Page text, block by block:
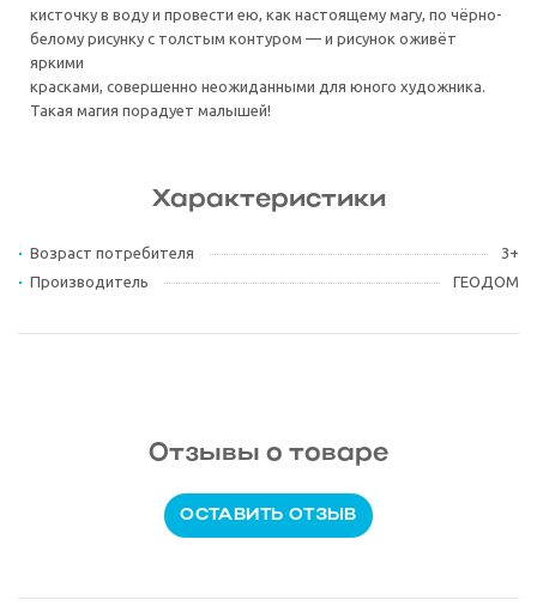
кисточку в воду и провести ею, как настоящему магу, по чёрно-
белому рисунку с толстым контуром — и рисунок оживёт
яркими
красками, совершенно неожиданными для юного художника.
Такая магия порадует малышей!
Характеристики
Возраст потребителя
3+
Производитель
ГЕОДОМ
Отзывы о товаре
ОСТАВИТЬ ОТЗЫВ